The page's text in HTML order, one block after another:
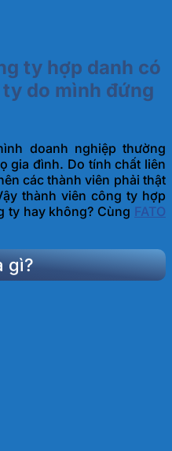
ty hợp danh có
do mình đứng
doanh nghiệp thường
gia đình. Do tính chất liên
các thành viên phải thật
thành viên công ty hợp
ty hay không? Cùng FATO
gì?